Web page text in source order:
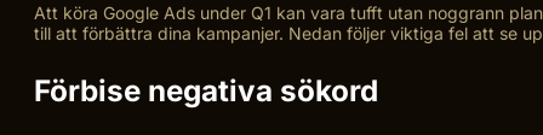
Att köra Google Ads under Q1 kan vara tufft utan noggrann
till att förbättra dina kampanjer. Nedan följer viktiga fel att se
Förbise negativa sökord